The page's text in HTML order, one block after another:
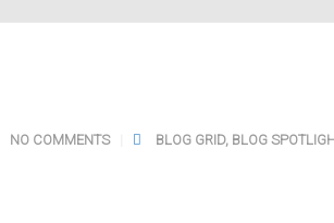
NO COMMENTS BLOG GRID, BLOG